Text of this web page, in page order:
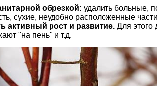
обрезкой: удалить больные,
сухие, неудобно расположенные
активный рост и развитие. Для этого
"на пень" и т.д.